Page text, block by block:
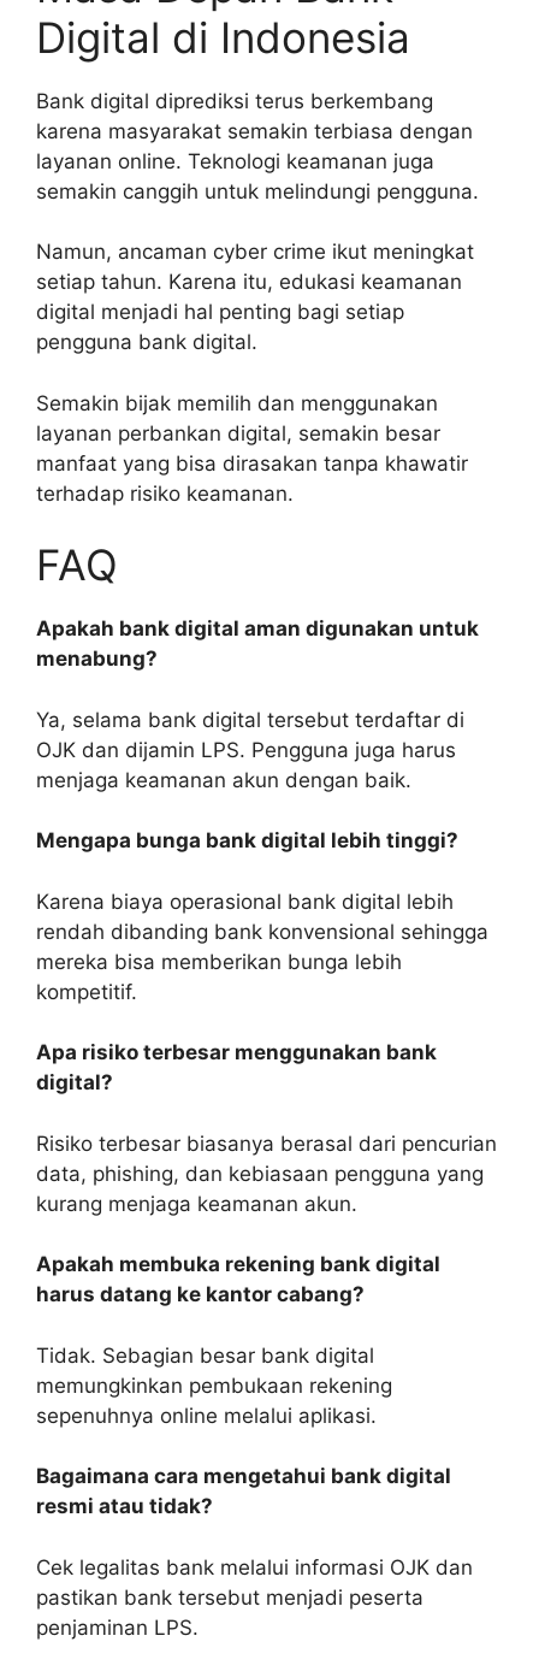
Digital di Indonesia
Bank digital diprediksi terus berkembang
karena masyarakat semakin terbiasa dengan
layanan online. Teknologi keamanan juga
semakin canggih untuk melindungi pengguna.
Namun, ancaman cyber crime ikut meningkat
setiap tahun. Karena itu, edukasi keamanan
digital menjadi hal penting bagi setiap
pengguna bank digital.
Semakin bijak memilih dan menggunakan
layanan perbankan digital, semakin besar
manfaat yang bisa dirasakan tanpa khawatir
terhadap risiko keamanan.
FAQ
Apakah bank digital aman digunakan untuk
menabung?
Ya, selama bank digital tersebut terdaftar di
OJK dan dijamin LPS. Pengguna juga harus
menjaga keamanan akun dengan baik.
Mengapa bunga bank digital lebih tinggi?
Karena biaya operasional bank digital lebih
rendah dibanding bank konvensional sehingga
mereka bisa memberikan bunga lebih
kompetitif.
Apa risiko terbesar menggunakan bank
digital?
Risiko terbesar biasanya berasal dari pencurian
data, phishing, dan kebiasaan pengguna yang
kurang menjaga keamanan akun.
Apakah membuka rekening bank digital
harus datang ke kantor cabang?
Tidak. Sebagian besar bank digital
memungkinkan pembukaan rekening
sepenuhnya online melalui aplikasi.
Bagaimana cara mengetahui bank digital
resmi atau tidak?
Cek legalitas bank melalui informasi OJK dan
pastikan bank tersebut menjadi peserta
penjaminan LPS.